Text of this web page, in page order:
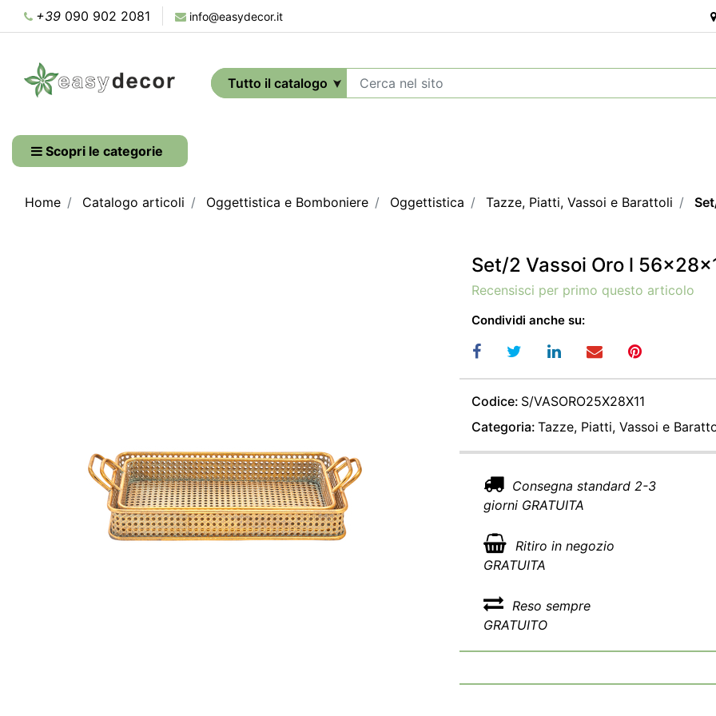
+39 090 902 2081 info@easydecor.it
Scopri le categorie
Home Catalogo articoli Oggettistica e Bomboniere Oggettistica Tazze, Piatti, Vassoi e Barattoli
Set/2 Vassoi Oro l
Recensisci per primo questo articolo
Condividi anche su:
Codice: S/VASORO25X28X11
Categoria: Tazze, Piatti, Vassoi e
Consegna standard 2-3
giorni GRATUITA
Ritiro in negozio
GRATUITA
Reso sempre
GRATUITO